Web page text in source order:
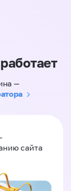
—
-
сайта